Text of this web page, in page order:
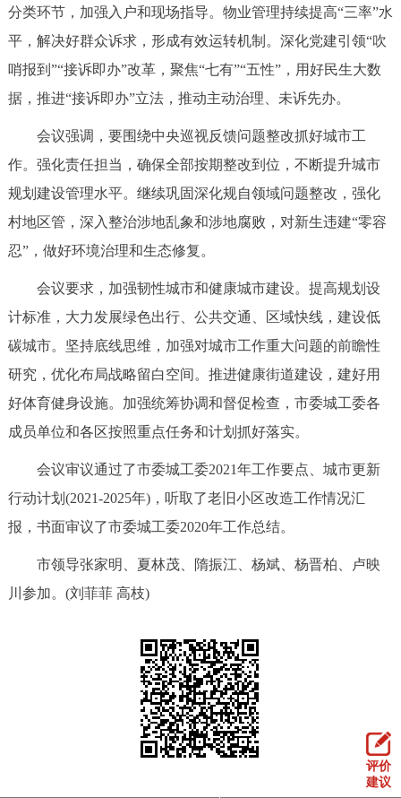
回到顶部
分类环节，加强入户和现场指导。物业管理持续提高“三率”水
平，解决好群众诉求，形成有效运转机制。深化党建引领“吹
哨报到”“接诉即办”改革，聚焦“七有”“五性”，用好民生大数
据，推进“接诉即办”立法，推动主动治理、未诉先办。
会议强调，要围绕中央巡视反馈问题整改抓好城市工
作。强化责任担当，确保全部按期整改到位，不断提升城市
规划建设管理水平。继续巩固深化规自领域问题整改，强化
村地区管，深入整治涉地乱象和涉地腐败，对新生违建“零容
忍”，做好环境治理和生态修复。
会议要求，加强韧性城市和健康城市建设。提高规划设
计标准，大力发展绿色出行、公共交通、区域快线，建设低
碳城市。坚持底线思维，加强对城市工作重大问题的前瞻性
研究，优化布局战略留白空间。推进健康街道建设，建好用
好体育健身设施。加强统筹协调和督促检查，市委城工委各
成员单位和各区按照重点任务和计划抓好落实。
会议审议通过了市委城工委2021年工作要点、城市更新
行动计划(2021-2025年)，听取了老旧小区改造工作情况汇
报，书面审议了市委城工委2020年工作总结。
市领导张家明、夏林茂、隋振江、杨斌、杨晋柏、卢映
川参加。(刘菲菲 高枝)
评价
建议